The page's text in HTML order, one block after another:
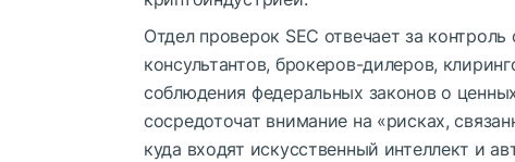
Отдел проверок SEC отвечает за
консультантов, брокеров-дилеров,
соблюдения федеральных законов о
сосредоточат внимание на «рисках,
куда входят искусственный интеллект и